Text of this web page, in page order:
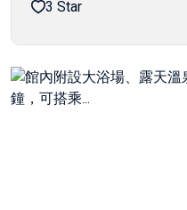
3 Star